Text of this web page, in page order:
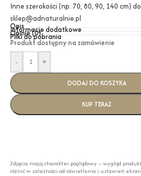
Inne szerokości (np. 70, 80, 90, 140 cm)
sklep@adnaturalnie.pl
Opis
Informacje dodatkowe
Opinie (0)
Pliki do pobrania
Produkt dostępny na zamówienie
-
+
DODAJ DO KOSZYKA
KUP TERAZ
Zdjęcia mają charakter poglądowy – wygląd
różnić w zależności od oświetlenia i ustawień